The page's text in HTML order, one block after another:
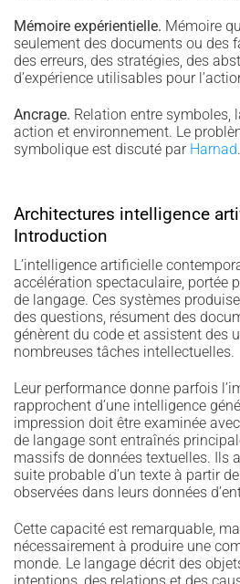
Mémoire expérientielle. Mémoire
seulement des documents ou des
des erreurs, des stratégies, des
d’expérience utilisables pour
Ancrage. Relation entre symboles,
action et environnement. Le
symbolique est discuté par Harnad.
Architectures intelligence
Introduction
L’intelligence artificielle
accélération spectaculaire, portée
de langage. Ces systèmes
des questions, résument des
génèrent du code et assistent des
nombreuses tâches intellectuelles.
Leur performance donne parfois
rapprochent d’une intelligence
impression doit être examinée
de langage sont entraînés
massifs de données textuelles. Ils
suite probable d’un texte à partir
observées dans leurs données
Cette capacité est remarquable,
nécessairement à produire une
monde. Le langage décrit des
intentions, des relations et des